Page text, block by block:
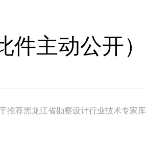
件主动公开）
推荐黑龙江省勘察设计行业技术专家